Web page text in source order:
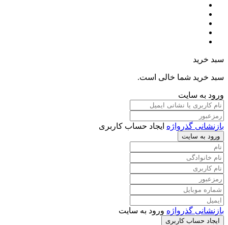
سبد خرید
سبد خرید شما خالی است.
ورود به سایت
بازنشانی گذرواژه ایجاد حساب کاربری
ورود به سایت
بازنشانی گذرواژه ورود به سایت
ایجاد حساب کاربری